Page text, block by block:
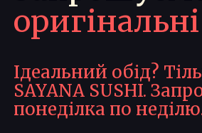
Ідеальний обід?
SAYANA SUSHI.
понеділка по